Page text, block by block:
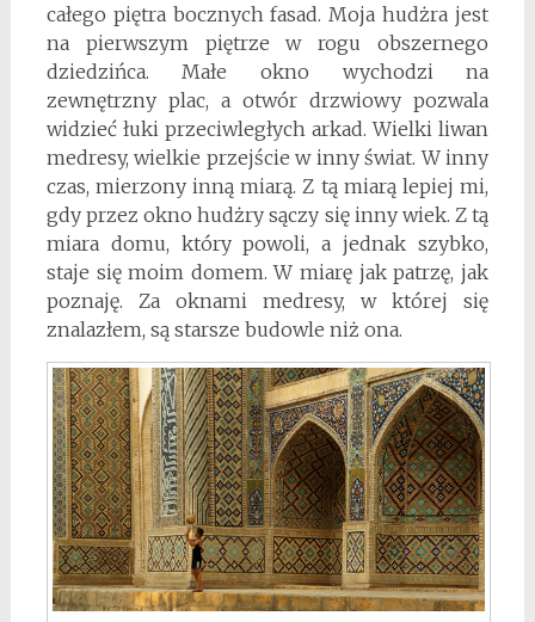
całego piętra bocznych fasad. Moja hudżra jest
na pierwszym piętrze w rogu obszernego
dziedzińca. Małe okno wychodzi na
zewnętrzny plac, a otwór drzwiowy pozwala
widzieć łuki przeciwległych arkad. Wielki liwan
medresy, wielkie przejście w inny świat. W inny
czas, mierzony inną miarą. Z tą miarą lepiej mi,
gdy przez okno hudżry sączy się inny wiek. Z tą
miara domu, który powoli, a jednak szybko,
staje się moim domem. W miarę jak patrzę, jak
poznaję. Za oknami medresy, w której się
znalazłem, są starsze budowle niż ona.